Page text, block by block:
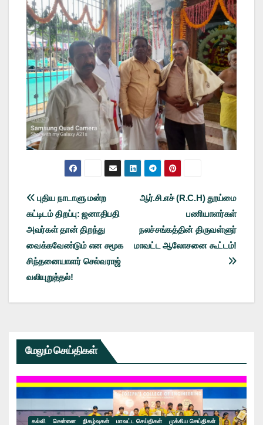
Post
navigation
ஆர்.சி.எச் (R.C.H) தூய்மை
பணியாளர்கள்
நலச்சங்கத்தின் திருவள்ளுர்
மாவட்ட ஆலோசனை கூட்டம்!
புதிய நாடாளு மன்ற
கட்டிடம் திறப்பு: ஜனாதிபதி
அவர்கள் தான் திறந்து
வைக்கவேண்டும் என சமூக
சிந்தனையாளர் செல்வராஜ்
வலியுறுத்தல்!
மேலும் செய்திகள்
கல்வி சென்னை நிகழ்வுகள் மாவட்ட செய்திகள் முக்கிய செய்திகள்